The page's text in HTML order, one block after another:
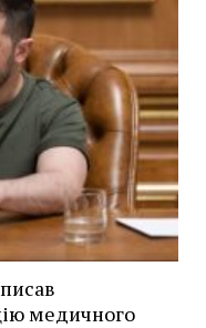
медичного